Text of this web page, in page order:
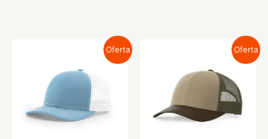
Oferta Oferta